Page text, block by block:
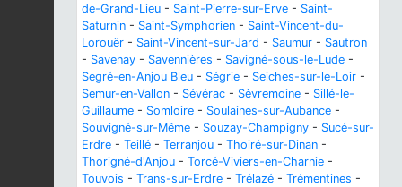
de-Grand-Lieu - Saint-Pierre-sur-Erve - Saint-
Saturnin - Saint-Symphorien - Saint-Vincent-du-
Lorouër - Saint-Vincent-sur-Jard - Saumur - Sautron
- Savenay - Savennières - Savigné-sous-le-Lude -
Segré-en-Anjou Bleu - Ségrie - Seiches-sur-le-Loir -
Semur-en-Vallon - Sévérac - Sèvremoine - Sillé-le-
Guillaume - Somloire - Soulaines-sur-Aubance -
Souvigné-sur-Même - Souzay-Champigny - Sucé-sur-
Erdre - Teillé - Terranjou - Thoiré-sur-Dinan -
Thorigné-d'Anjou - Torcé-Viviers-en-Charnie -
Touvois - Trans-sur-Erdre - Trélazé - Trémentines -